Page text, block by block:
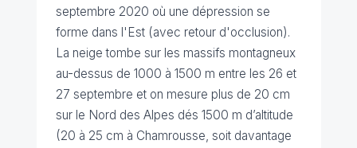
septembre 2020 où une dépression se
forme dans l'Est (avec retour d'occlusion).
La neige tombe sur les massifs montagneux
au-dessus de 1000 à 1500 m entre les 26 et
27 septembre et on mesure plus de 20 cm
sur le Nord des Alpes dés 1500 m d’altitude
(20 à 25 cm à Chamrousse, soit davantage